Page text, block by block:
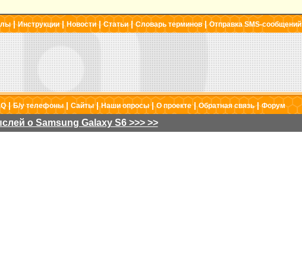
|Инструкции| Новости|Статьи|Словарь терминов|Отправка SMS-сообщений
|Б/у телефоны| Сайты|Наши опросы|О проекте|Обратная связь|Форум
о Samsung Galaxy S6 >>> >>